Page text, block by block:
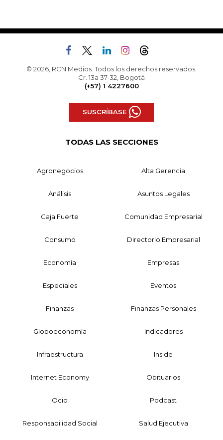
© 2026, RCN Medios. Todos los derechos reservados.
Cr. 13a 37-32, Bogotá
(+57) 1 4227600
SUSCRÍBASE
TODAS LAS SECCIONES
Agronegocios Alta Gerencia
Análisis Asuntos Legales
Caja Fuerte Comunidad Empresarial
Consumo Directorio Empresarial
Economía Empresas
Especiales Eventos
Finanzas Finanzas Personales
Globoeconomía Indicadores
Infraestructura Inside
Internet Economy Obituarios
Ocio Podcast
Responsabilidad Social Salud Ejecutiva